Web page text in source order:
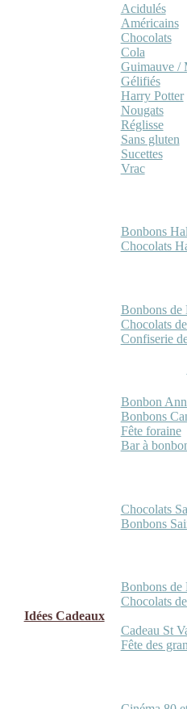
Acidulés
Américains
Chocolats
Cola
Guimauve /
Gélifiés
Harry Potter
Nougats
Réglisse
Sans gluten
Sucettes
Vrac
Bonbons
Chocolats
Bonbons de
Chocolats
Confiserie
Bonbon
Bonbons
Fête foraine
Bar à
Chocolats
Bonbons
Bonbons de
Chocolats
Idées Cadeaux
Cadeau St
Fête des